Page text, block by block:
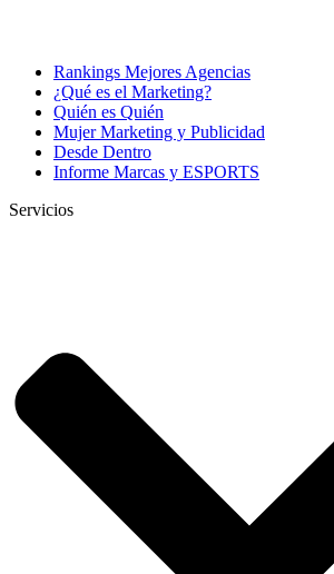
Rankings Mejores Agencias
¿Qué es el Marketing?
Quién es Quién
Mujer Marketing y Publicidad
Desde Dentro
Informe Marcas y ESPORTS
Servicios